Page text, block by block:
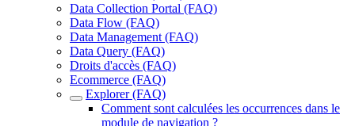
Data Collection Portal (FAQ)
Data Flow (FAQ)
Data Management (FAQ)
Data Query (FAQ)
Droits d'accès (FAQ)
Ecommerce (FAQ)
Explorer (FAQ)
Comment sont calculées les occurrences dans le
module de navigation ?